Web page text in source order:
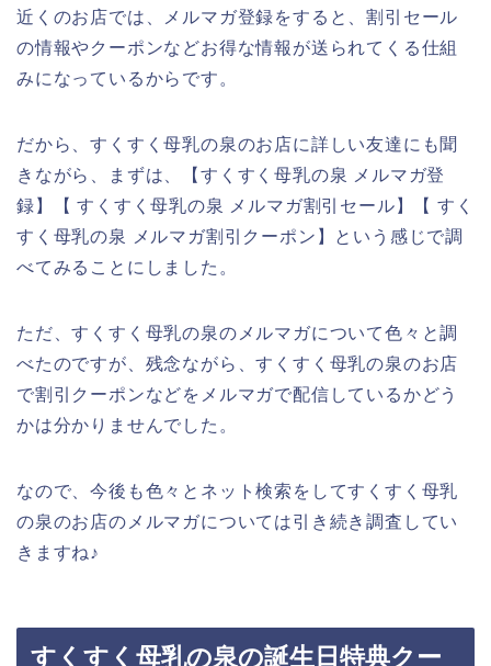
近くのお店では、メルマガ登録をすると、割引セール
の情報やクーポンなどお得な情報が送られてくる仕組
みになっているからです。
だから、すくすく母乳の泉のお店に詳しい友達にも聞
きながら、まずは、【すくすく母乳の泉 メルマガ登
録】【 すくすく母乳の泉 メルマガ割引セール】【 すく
すく母乳の泉 メルマガ割引クーポン】という感じで調
べてみることにしました。
ただ、すくすく母乳の泉のメルマガについて色々と調
べたのですが、残念ながら、すくすく母乳の泉のお店
で割引クーポンなどをメルマガで配信しているかどう
かは分かりませんでした。
なので、今後も色々とネット検索をしてすくすく母乳
の泉のお店のメルマガについては引き続き調査してい
きますね♪
すくすく母乳の泉の誕生日特典クー